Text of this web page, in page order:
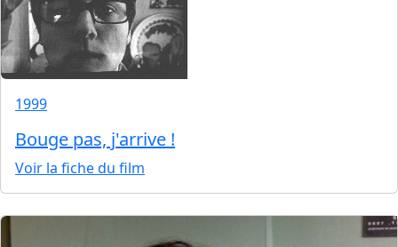
1999
Bouge pas, j'arrive !
Voir la fiche du film